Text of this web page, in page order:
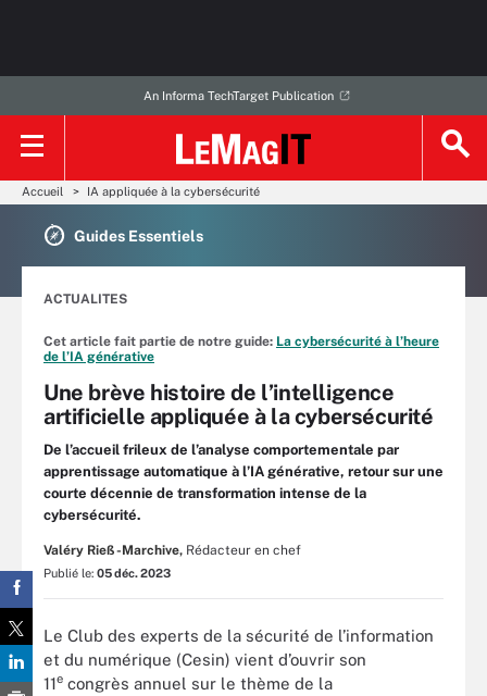
An Informa TechTarget Publication
Accueil IA appliquée à la cybersécurité
Guides Essentiels
ACTUALITES
Cet article fait partie de notre guide: La cybersécurité à l’heure
de l’IA générative
Une brève histoire de l’intelligence
artificielle appliquée à la cybersécurité
De l’accueil frileux de l’analyse comportementale par
apprentissage automatique à l’IA générative, retour sur une
courte décennie de transformation intense de la
cybersécurité.
Valéry Rieß-Marchive, Rédacteur en chef
Publié le: 05 déc. 2023
Le Club des experts de la sécurité de l’information
et du numérique (Cesin) vient d’ouvrir son
11e congrès annuel sur le thème de la